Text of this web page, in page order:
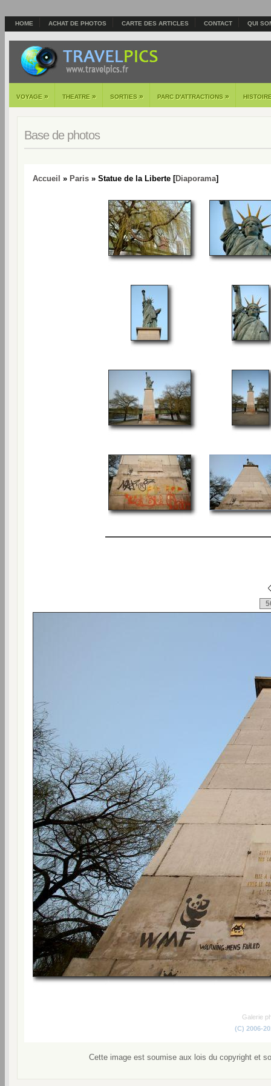
HOME ACHAT DE PHOTOS CARTE DES ARTICLES CONTACT QUI
VOYAGE » THEATRE » SORTIES » PARC D'ATTRACTIONS »
Base de photos
Accueil » Paris » Statue de la Liberte [Diaporama]
Galerie
(C) 2006-
Cette image est soumise aux lois du copyright et